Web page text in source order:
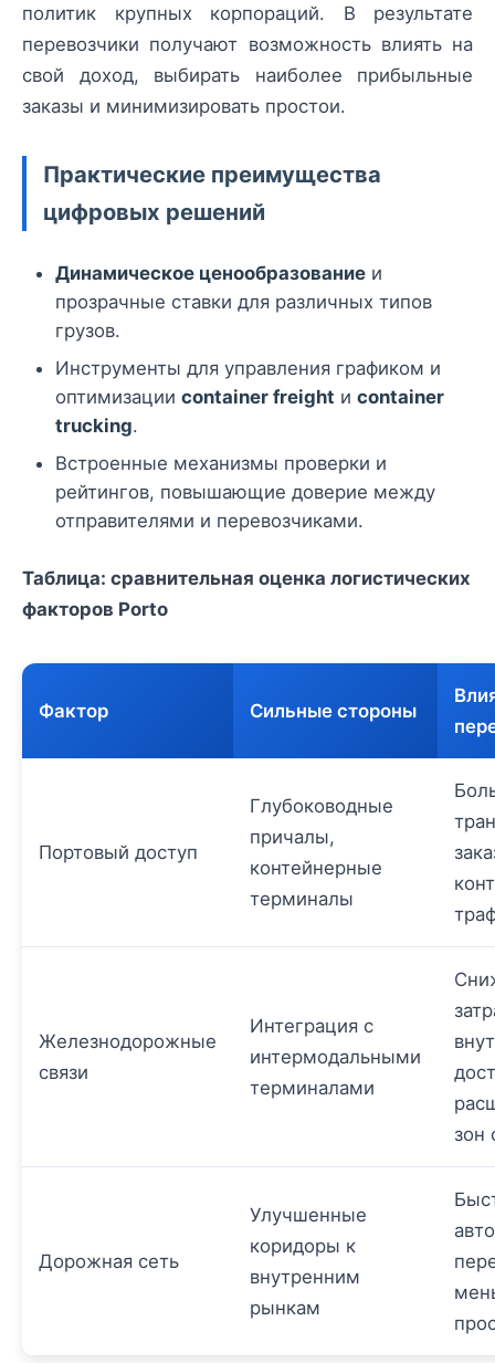
политик крупных корпораций. В результате
перевозчики получают возможность влиять на
свой доход, выбирать наиболее прибыльные
заказы и минимизировать простои.
Практические преимущества
цифровых решений
Динамическое ценообразование и
прозрачные ставки для различных типов
грузов.
Инструменты для управления графиком и
оптимизации container freight и container
trucking.
Встроенные механизмы проверки и
рейтингов, повышающие доверие между
отправителями и перевозчиками.
Таблица: сравнительная оценка логистических
факторов Porto
Фактор Сильные стороны
Портовый доступ
Глубоководные
причалы,
контейнерные
терминалы
Железнодорожные
связи
Интеграция с
интермодальными
терминалами
зон
Дорожная сеть
Улучшенные
коридоры к
внутренним
рынкам